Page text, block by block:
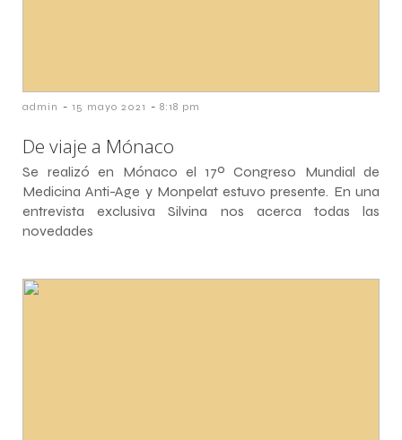
admin - 15 mayo 2021 - 8:18 pm
De viaje a Mónaco
Se realizó en Mónaco el 17º Congreso Mundial de
Medicina Anti-Age y Monpelat estuvo presente. En una
entrevista exclusiva Silvina nos acerca todas las
novedades